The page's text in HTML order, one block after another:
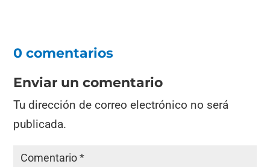
0 comentarios
Enviar un comentario
Tu dirección de correo electrónico no será
publicada.